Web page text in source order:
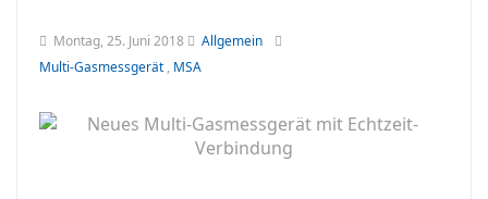
Montag, 25. Juni 2018
Allgemein
Multi-Gasmessgerät , MSA